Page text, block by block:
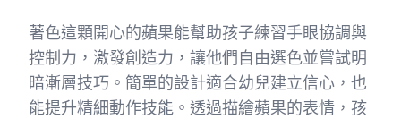
著色這顆開心的蘋果能幫助孩子練習手眼協調與
控制力，激發創造力，讓他們自由選色並嘗試明
暗漸層技巧。簡單的設計適合幼兒建立信心，也
能提升精細動作技能。透過描繪蘋果的表情，孩